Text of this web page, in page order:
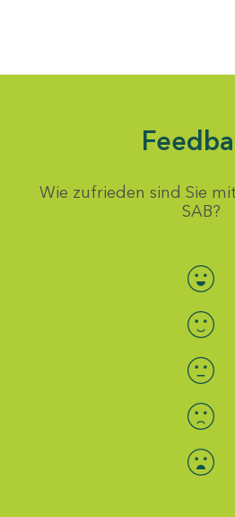
Wie zufrieden sind Sie
SAB?